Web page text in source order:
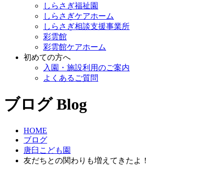
しらさぎ福祉園
しらさぎケアホーム
しらさぎ相談支援事業所
彩雲館
彩雲館ケアホーム
初めての方へ
入園・施設利用のご案内
よくあるご質問
ブログ Blog
HOME
ブログ
唐臼こども園
友だちとの関わりも増えてきたよ！